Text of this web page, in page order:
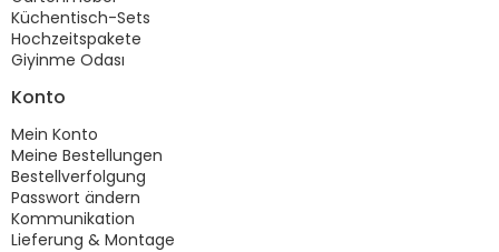
Küchentisch-Sets
Hochzeitspakete
Giyinme Odası
Konto
Mein Konto
Meine Bestellungen
Bestellverfolgung
Passwort ändern
Kommunikation
Lieferung & Montage